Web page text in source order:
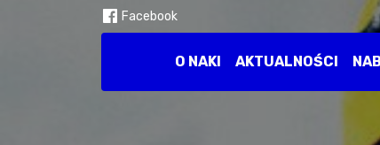
Facebook
O NAKI AKTUALNOŚCI